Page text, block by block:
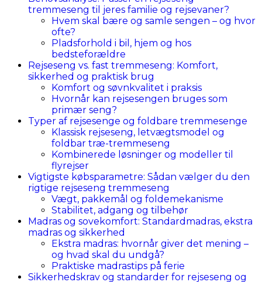
tremmeseng til jeres familie og rejsevaner?
Hvem skal bære og samle sengen – og hvor
ofte?
Pladsforhold i bil, hjem og hos
bedsteforældre
Rejseseng vs. fast tremmeseng: Komfort,
sikkerhed og praktisk brug
Komfort og søvnkvalitet i praksis
Hvornår kan rejsesengen bruges som
primær seng?
Typer af rejsesenge og foldbare tremmesenge
Klassisk rejseseng, letvægtsmodel og
foldbar træ-tremmeseng
Kombinerede løsninger og modeller til
flyrejser
Vigtigste købsparametre: Sådan vælger du den
rigtige rejseseng tremmeseng
Vægt, pakkemål og foldemekanisme
Stabilitet, adgang og tilbehør
Madras og sovekomfort: Standardmadras, ekstra
madras og sikkerhed
Ekstra madras: hvornår giver det mening –
og hvad skal du undgå?
Praktiske madrastips på ferie
Sikkerhedskrav og standarder for rejseseng og